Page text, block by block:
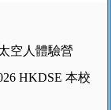
空人體驗營
HKDSE 本校